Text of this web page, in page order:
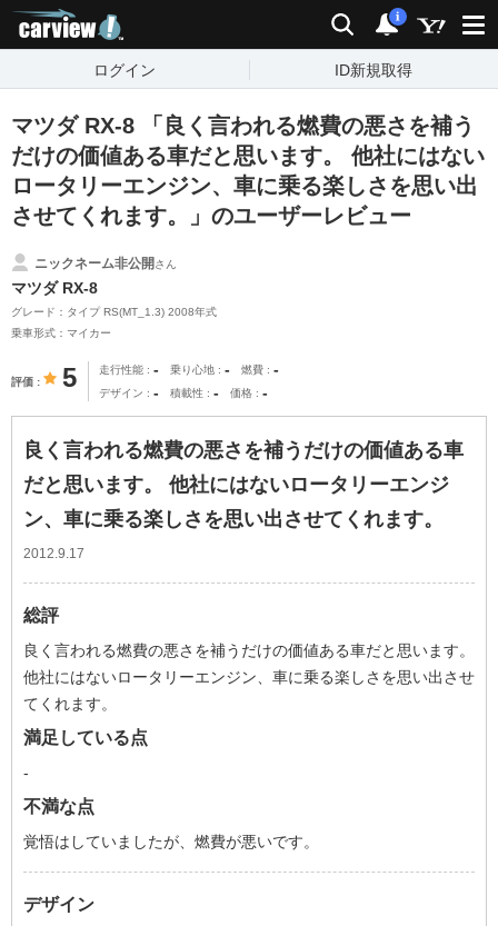
検索 通知
i
ログイン ID新規取得
マツダ RX-8 「良く言われる燃費の悪さを補う
だけの価値ある車だと思います。 他社にはない
ロータリーエンジン、車に乗る楽しさを思い出
させてくれます。」のユーザーレビュー
ニックネーム非公開さん
マツダ RX-8
グレード：タイプ RS(MT_1.3) 2008年式
乗車形式：マイカー
評価 5 走行性能 - 乗り心地 - 燃費 -
デザイン - 積載性 - 価格 -
良く言われる燃費の悪さを補うだけの価値ある車
だと思います。 他社にはないロータリーエンジ
ン、車に乗る楽しさを思い出させてくれます。
2012.9.17
総評
良く言われる燃費の悪さを補うだけの価値ある車だと思います。
他社にはないロータリーエンジン、車に乗る楽しさを思い出させ
てくれます。
満足している点
-
不満な点
覚悟はしていましたが、燃費が悪いです。
デザイン